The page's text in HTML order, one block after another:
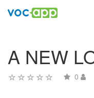
A NEW
0